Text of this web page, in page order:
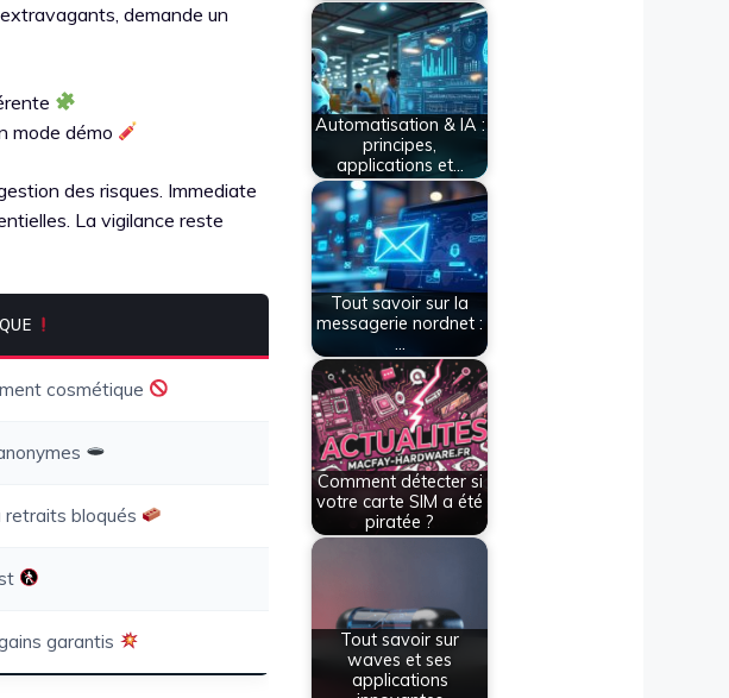
demande un
mode démo
des risques. Immediate
La vigilance reste
cosmétique
retraits bloqués
garantis
Automatisation & IA :
principes,
applications et…
Tout savoir sur la
messagerie nordnet :
…
Comment détecter si
votre carte SIM a été
piratée ?
Tout savoir sur
waves et ses
applications